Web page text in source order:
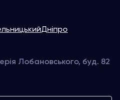
Дніпро
Лобановського, буд. 82